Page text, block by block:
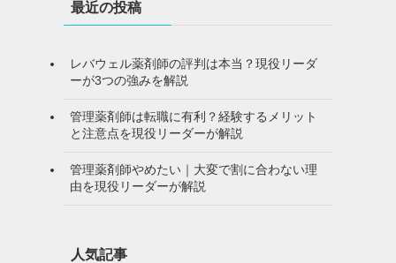
最近の投稿
レバウェル薬剤師の評判は本当？現役リーダ
ーが3つの強みを解説
管理薬剤師は転職に有利？経験するメリット
と注意点を現役リーダーが解説
管理薬剤師やめたい｜大変で割に合わない理
由を現役リーダーが解説
人気記事